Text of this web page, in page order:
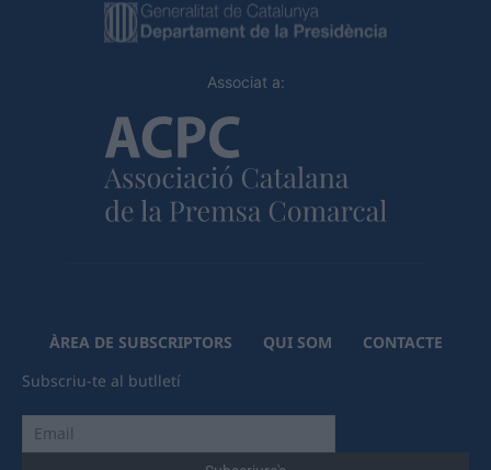
Associat a:
ÀREA DE SUBSCRIPTORS QUI SOM
CONTACTE
Subscriu-te al butlletí